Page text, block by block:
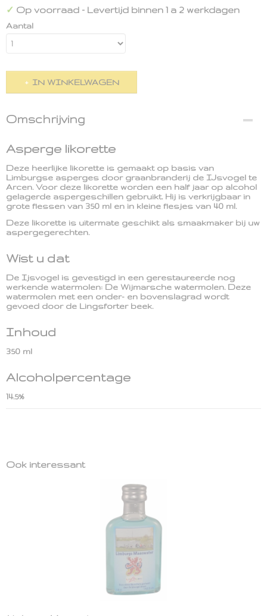
✓ Op voorraad - Levertijd binnen 1 a 2 werkdagen
Aantal
IN WINKELWAGEN
Omschrijving
Asperge likorette
Deze heerlijke likorette is gemaakt op basis van
Limburgse asperges door graanbranderij de IJsvogel te
Arcen. Voor deze likorette worden een half jaar op alcohol
gelagerde aspergeschillen gebruikt. Hij is verkrijgbaar in
grote flessen van 350 ml en in kleine flesjes van 40 ml.
Deze likorette is uitermate geschikt als smaakmaker bij uw
aspergegerechten.
Wist u dat
De Ijsvogel is gevestigd in een gerestaureerde nog
werkende watermolen: De Wijmarsche watermolen. Deze
watermolen met een onder- en bovenslagrad wordt
gevoed door de Lingsforter beek.
Inhoud
350 ml
Alcoholpercentage
14.5%
Ook interessant